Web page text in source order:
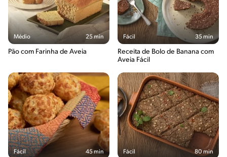
Médio 25 min
Pão com Farinha de Aveia
Fácil 35 min
Receita de Bolo de Banana com
Aveia Fácil
Fácil 45 min Fácil 80 min